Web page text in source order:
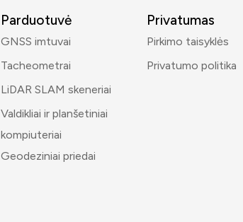
Parduotuvė
GNSS imtuvai
Tacheometrai
LiDAR SLAM skeneriai
Valdikliai ir planšetiniai
kompiuteriai
Geodeziniai priedai
Privatumas
Pirkimo taisyklės
Privatumo politika